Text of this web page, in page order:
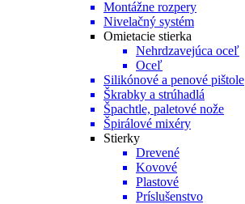
Montážne rozpery
Nivelačný systém
Omietacie stierka
Nehrdzavejúca oceľ
Oceľ
Silikónové a penové pištole
Škrabky a strúhadlá
Špachtle, paletové nože
Špirálové mixéry
Stierky
Drevené
Kovové
Plastové
Príslušenstvo